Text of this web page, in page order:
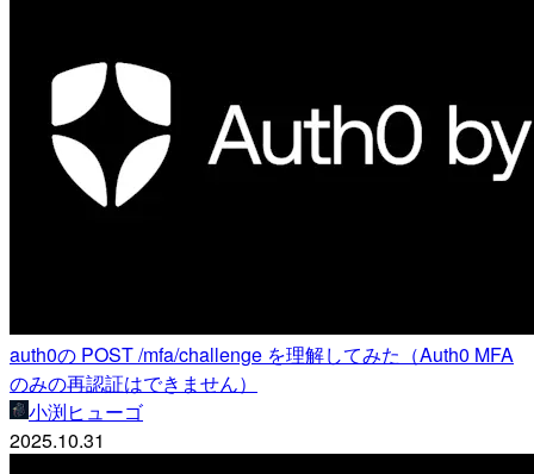
auth0の POST /mfa/challenge を理解してみた（Auth0 MFA
のみの再認証はできません）
小渕ヒューゴ
2025.10.31